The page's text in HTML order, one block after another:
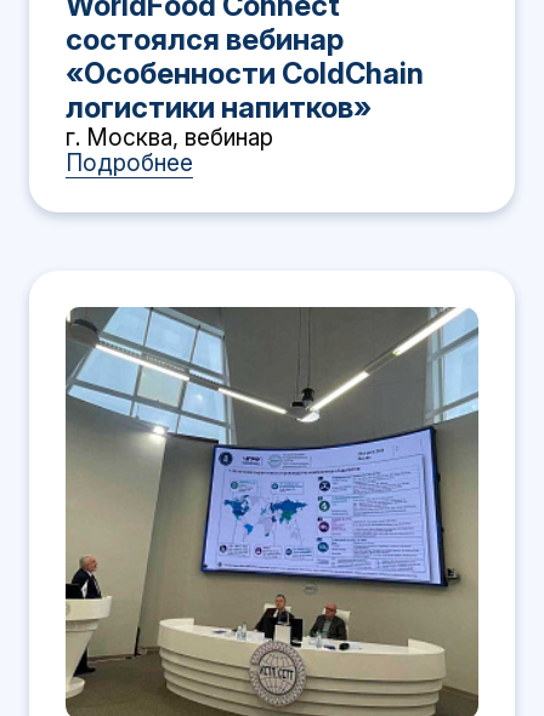
состоялся вебинар
«Особенности ColdChain
логистики напитков»
г. Москва, вебинар
Подробнее